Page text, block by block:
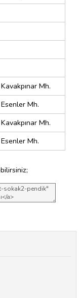
Kavakpınar Mh.
Esenler Mh.
Kavakpınar Mh.
Esenler Mh.